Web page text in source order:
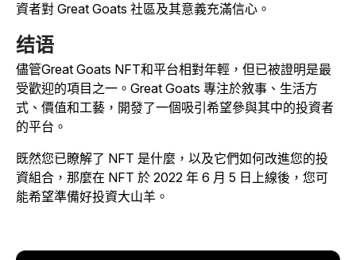
資者對 Great Goats 社區及其意義充滿信心。
结语
儘管Great Goats NFT和平台相對年輕，但已被證明是最
受歡迎的項目之一。Great Goats 專注於敘事、生活方
式、價值和工藝，開發了一個吸引希望參與其中的投資者
的平台。
既然您已瞭解了 NFT 是什麼，以及它們如何改進您的投
資組合，那麼在 NFT 於 2022 年 6 月 5 日上線後，您可
能希望準備好投資大山羊。